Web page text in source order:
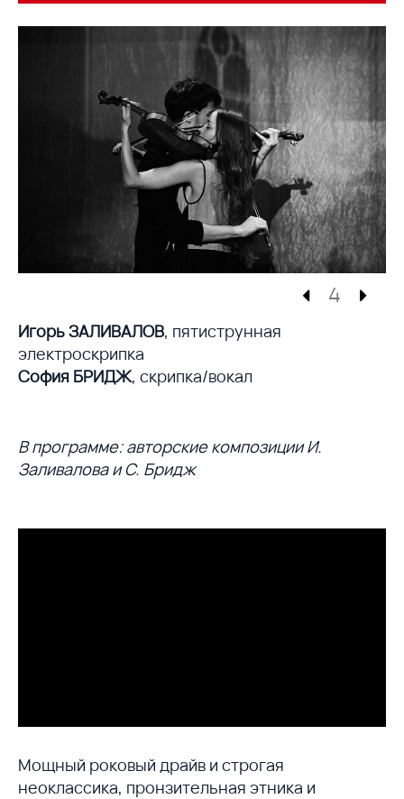
4
Игорь ЗАЛИВАЛОВ, пятиструнная
электроскрипка
София БРИДЖ, скрипка/вокал
В программе: авторские композиции И.
Заливалова и С. Бридж
Мощный роковый драйв и строгая
неоклассика, пронзительная этника и